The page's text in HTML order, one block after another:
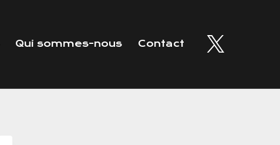
Qui sommes-nous Contact